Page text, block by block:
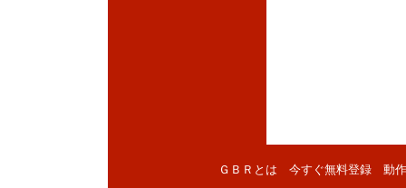
ＧＢＲとは 今すぐ無料登録 動